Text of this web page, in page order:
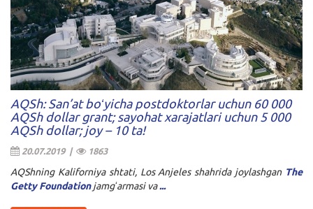
AQSh: San’at boʻyicha postdoktorlar uchun 60 000
AQSh dollar grant; sayohat xarajatlari uchun 5 000
AQSh dollar; joy – 10 ta!
20.07.2019 | 1863
AQShning Kaliforniya shtati, Los Anjeles shahrida joylashgan The
Getty Foundationjamgʻarmasi va...